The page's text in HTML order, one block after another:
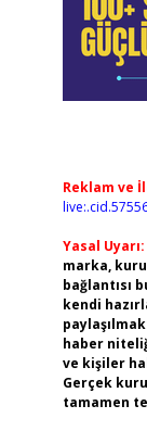
Reklam ve
Yasal Uyarı:
marka,
bağlantısı
kendi
haber
ve kişiler
Gerçek
tamamen